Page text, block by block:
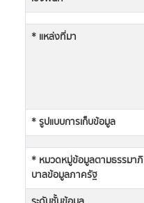
* แหล่งที่มา
* รูปแบบการเก็บข้อมูล
* หมวดหมู่ข้อมูลตามธรรมาภิ
บาลข้อมูลภาครัฐ